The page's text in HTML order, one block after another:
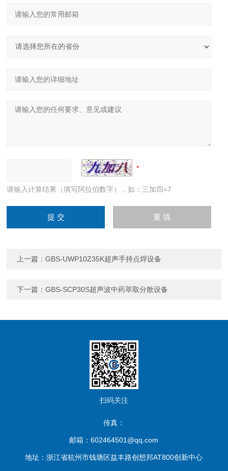
请输入计算结果（填写阿拉伯数字），如：三加四=7
上一篇：GBS-UWP10Z35K超声手持点焊设备
下一篇：GBS-SCP30S超声波中药萃取分散设备
扫码关注
传真：
邮箱：602464501@qq.com
地址：浙江省杭州市钱塘区益丰路创想邦AT800创新中心